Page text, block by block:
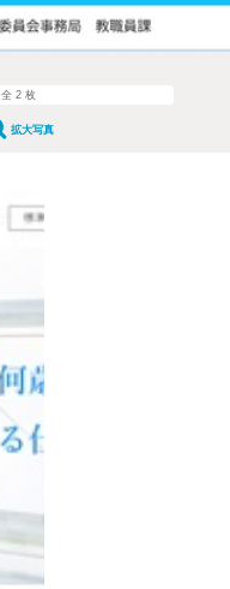
全 2 枚
拡大写真